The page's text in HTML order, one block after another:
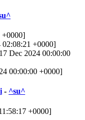
+0000]
02:08:21 +0000]
Dec 2024 00:00:00
00:00:00 +0000]
- ^su^
+0000]